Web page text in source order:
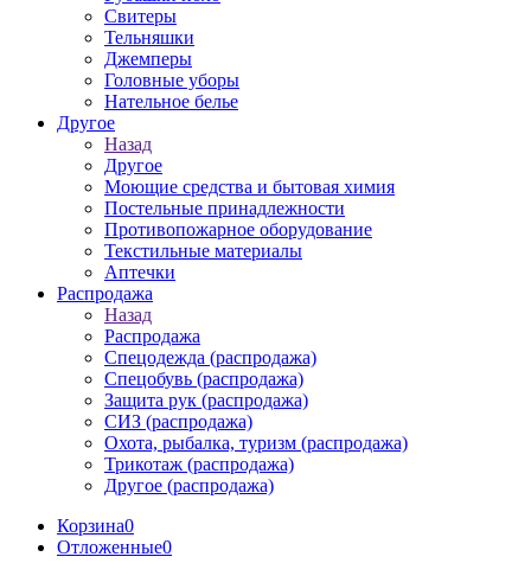
Свитеры
Тельняшки
Джемперы
Головные уборы
Нательное белье
Другое
Назад
Другое
Моющие средства и бытовая химия
Постельные принадлежности
Противопожарное оборудование
Текстильные материалы
Аптечки
Распродажа
Назад
Распродажа
Спецодежда (распродажа)
Спецобувь (распродажа)
Защита рук (распродажа)
СИЗ (распродажа)
Охота, рыбалка, туризм (распродажа)
Трикотаж (распродажа)
Другое (распродажа)
Корзина0
Отложенные0